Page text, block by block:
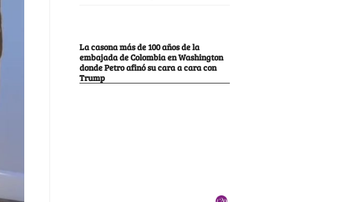
La casona más de 100 años de la
embajada de Colombia en Washington
donde Petro afinó su cara a cara con
Trump